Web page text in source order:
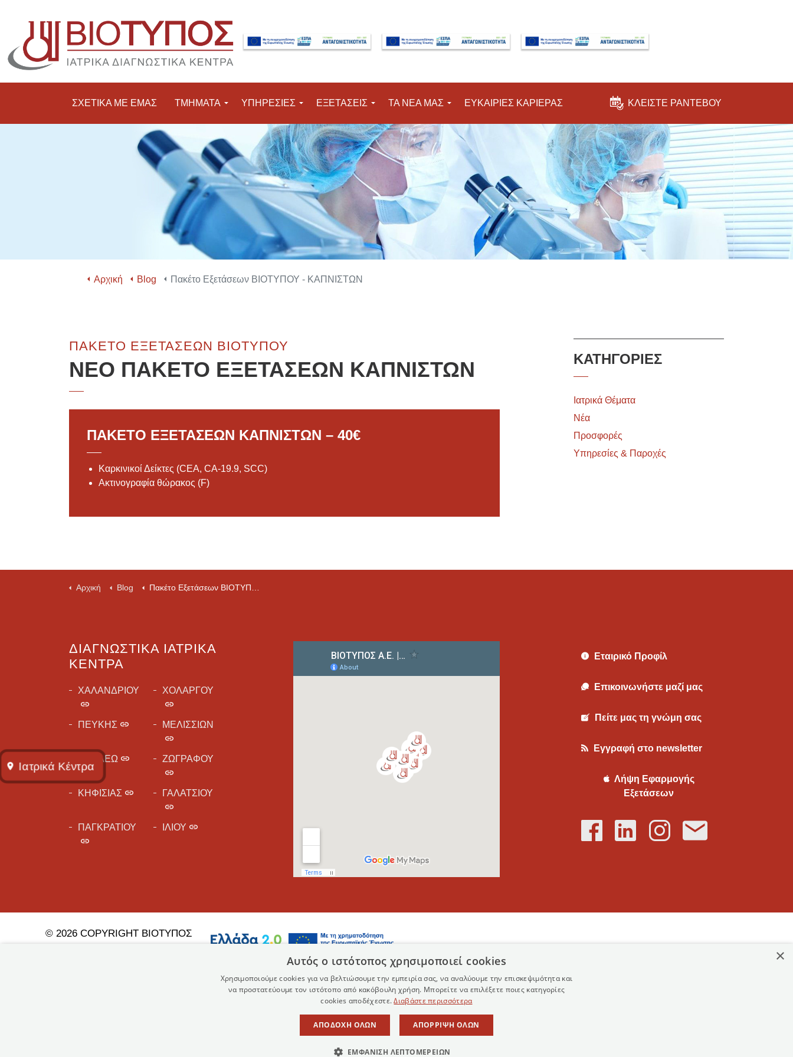
ΣΧΕΤΙΚΑ ΜΕ ΕΜΑΣ ΤΜΗΜΑΤΑ ΥΠΗΡΕΣΙΕΣ ΕΞΕΤΑΣΕΙΣ ΤΑ ΝΕΑ ΜΑΣ ΕΥΚΑΙΡΙΕΣ ΚΑΡΙΕΡΑΣ ΚΛΕΙΣΤΕ ΡΑΝΤΕΒΟΥ
Αρχική Blog Πακέτο Εξετάσεων ΒΙΟΤΥΠΟΥ - ΚΑΠΝΙΣΤΩΝ
ΠΑΚΈΤΟ ΕΞΕΤΆΣΕΩΝ ΒΙΟΤΥΠΟΥ
ΝΕΟ ΠΑΚΕΤΟ ΕΞΕΤΑΣΕΩΝ ΚΑΠΝΙΣΤΩΝ
ΠΑΚΕΤΟ ΕΞΕΤΑΣΕΩΝ ΚΑΠΝΙΣΤΩΝ – 40€
Καρκινικοί Δείκτες (CEA, CA-19.9, SCC)
Ακτινογραφία θώρακος (F)
ΚΑΤΗΓΟΡΙΕΣ
Ιατρικά Θέματα
Νέα
Προσφορές
Υπηρεσίες & Παροχές
Αρχική Blog Πακέτο Εξετάσεων ΒΙΟΤΥΠΟΥ - ΚΑΠΝΙΣΤΩΝ
ΔΙΑΓΝΩΣΤΙΚΆ ΙΑΤΡΙΚΆ
ΚΈΝΤΡΑ
ΧΑΛΑΝΔΡΙΟΥ ΧΟΛΑΡΓΟΥ
ΠΕΥΚΗΣ ΜΕΛΙΣΣΙΩΝ
ΑΙΓΑΛΕΩ ΖΩΓΡΑΦΟΥ
ΚΗΦΙΣΙΑΣ ΓΑΛΑΤΣΙΟΥ
ΠΑΓΚΡΑΤΙΟΥ ΙΛΙΟΥ
Εταιρικό Προφίλ
Επικοινωνήστε μαζί μας
Πείτε μας τη γνώμη σας
Εγγραφή στο newsletter
Λήψη Εφαρμογής
Εξετάσεων
© 2026 COPYRIGHT ΒΙΟΤΥΠΟΣ
Ιατρικά Kέντρα
×
Αυτός ο ιστότοπος χρησιμοποιεί cookies
Χρησιμοποιούμε cookies για να βελτιώσουμε την εμπειρία σας, να αναλύουμε την επισκεψιμότητα και
να προστατεύουμε τον ιστότοπο από κακόβουλη χρήση. Μπορείτε να επιλέξετε ποιες κατηγορίες
cookies αποδέχεστε.Διαβάστε περισσότερα
ΑΠΟΔΟΧΉ ΌΛΩΝ ΑΠΌΡΡΙΨΗ ΌΛΩΝ
ΕΜΦΆΝΙΣΗ ΛΕΠΤΟΜΕΡΕΙΏΝ